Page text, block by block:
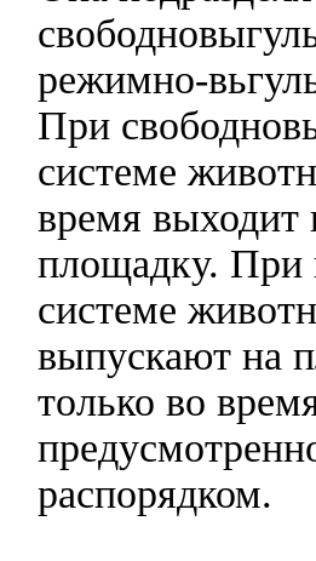
режимно-
При
системе
время
площадку. При
системе
выпускают на
только во
распорядком.